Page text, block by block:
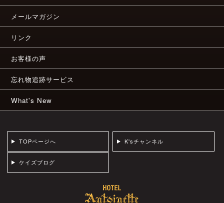
メールマガジン
リンク
お客様の声
忘れ物追跡サービス
What's New
TOPページへ K'sチャンネル
ケイズブログ